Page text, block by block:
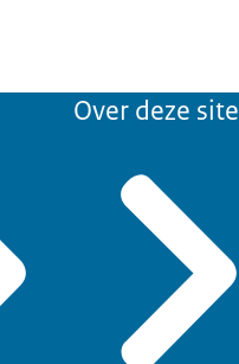
Over deze site